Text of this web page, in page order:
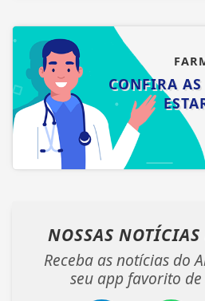
CONFIRA
NOSSAS NOTÍCIAS
Receba as notícias do
seu app favorito de